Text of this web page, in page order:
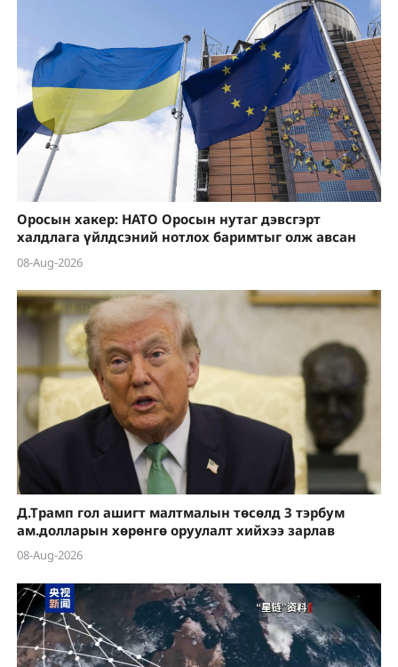
Оросын хакер: НАТО Оросын нутаг дэвсгэрт
халдлага үйлдсэний нотлох баримтыг олж авсан
08-Aug-2026
Д.Трамп гол ашигт малтмалын төсөлд 3 тэрбум
ам.долларын хөрөнгө оруулалт хийхээ зарлав
08-Aug-2026